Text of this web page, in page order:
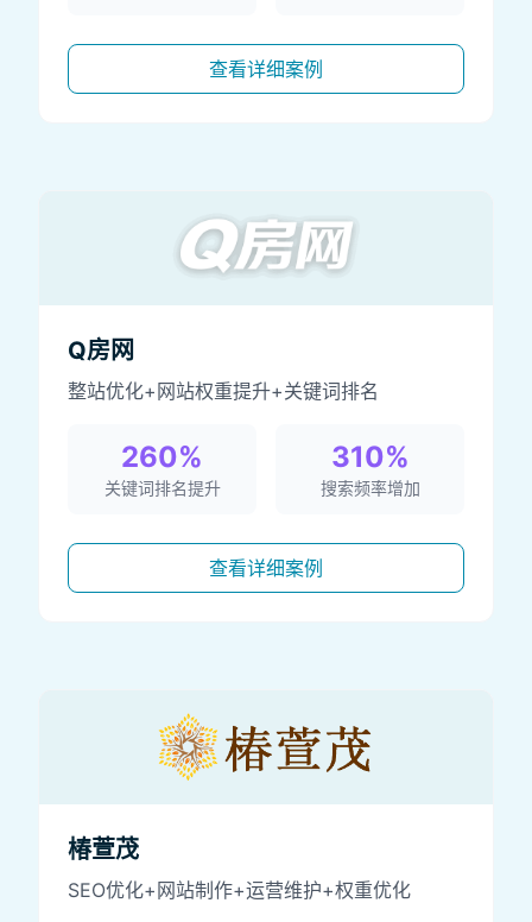
查看详细案例
Q房网
整站优化+网站权重提升+关键词排名
260%
关键词排名提升
310%
搜索频率增加
查看详细案例
椿萱茂
SEO优化+网站制作+运营维护+权重优化